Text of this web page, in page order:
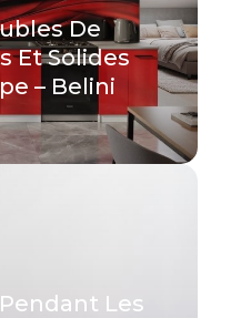
De
Et Solides
– Belini
Les